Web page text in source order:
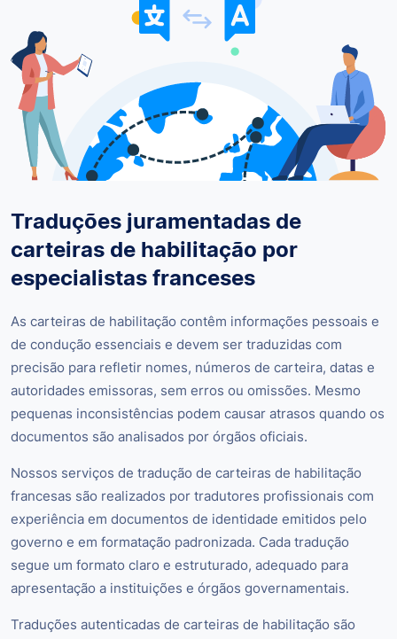
Traduções juramentadas de
carteiras de habilitação por
especialistas franceses
As carteiras de habilitação contêm informações pessoais e
de condução essenciais e devem ser traduzidas com
precisão para refletir nomes, números de carteira, datas e
autoridades emissoras, sem erros ou omissões. Mesmo
pequenas inconsistências podem causar atrasos quando os
documentos são analisados por órgãos oficiais.
Nossos serviços de tradução de carteiras de habilitação
francesas são realizados por tradutores profissionais com
experiência em documentos de identidade emitidos pelo
governo e em formatação padronizada. Cada tradução
segue um formato claro e estruturado, adequado para
apresentação a instituições e órgãos governamentais.
Traduções autenticadas de carteiras de habilitação são